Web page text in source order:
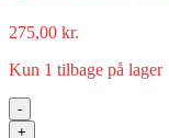
275,00 kr.
Kun 1 tilbage på lager
-
No
+